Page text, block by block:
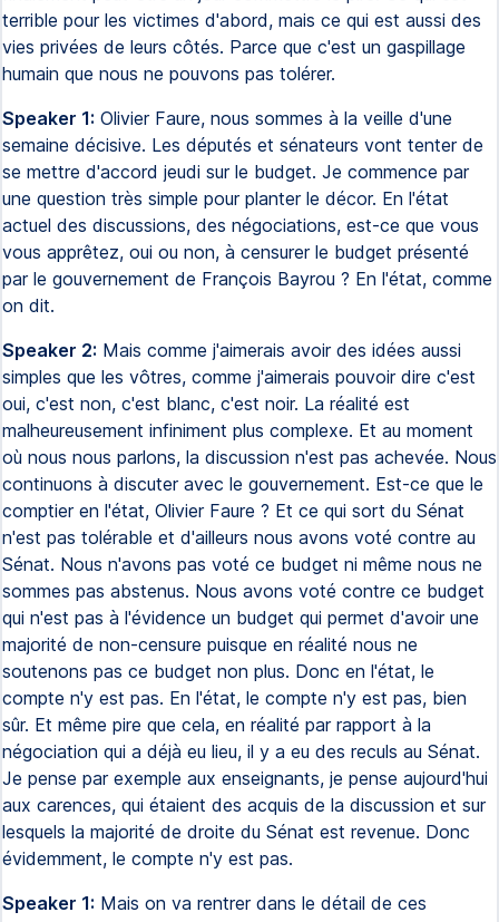
terrible pour les victimes d'abord, mais ce qui est aussi des
vies privées de leurs côtés. Parce que c'est un gaspillage
humain que nous ne pouvons pas tolérer.
Speaker 1: Olivier Faure, nous sommes à la veille d'une
semaine décisive. Les députés et sénateurs vont tenter de
se mettre d'accord jeudi sur le budget. Je commence par
une question très simple pour planter le décor. En l'état
actuel des discussions, des négociations, est-ce que vous
vous apprêtez, oui ou non, à censurer le budget présenté
par le gouvernement de François Bayrou ? En l'état, comme
on dit.
Speaker 2: Mais comme j'aimerais avoir des idées aussi
simples que les vôtres, comme j'aimerais pouvoir dire c'est
oui, c'est non, c'est blanc, c'est noir. La réalité est
malheureusement infiniment plus complexe. Et au moment
où nous nous parlons, la discussion n'est pas achevée. Nous
continuons à discuter avec le gouvernement. Est-ce que le
comptier en l'état, Olivier Faure ? Et ce qui sort du Sénat
n'est pas tolérable et d'ailleurs nous avons voté contre au
Sénat. Nous n'avons pas voté ce budget ni même nous ne
sommes pas abstenus. Nous avons voté contre ce budget
qui n'est pas à l'évidence un budget qui permet d'avoir une
majorité de non-censure puisque en réalité nous ne
soutenons pas ce budget non plus. Donc en l'état, le
compte n'y est pas. En l'état, le compte n'y est pas, bien
sûr. Et même pire que cela, en réalité par rapport à la
négociation qui a déjà eu lieu, il y a eu des reculs au Sénat.
Je pense par exemple aux enseignants, je pense aujourd'hui
aux carences, qui étaient des acquis de la discussion et sur
lesquels la majorité de droite du Sénat est revenue. Donc
évidemment, le compte n'y est pas.
Speaker 1: Mais on va rentrer dans le détail de ces